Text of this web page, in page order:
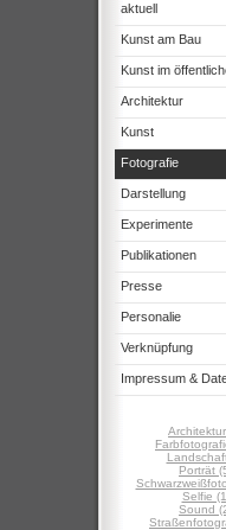
aktuell
Kunst am Bau
Kunst im
Architektur
Kunst
Fotografie
Darstellung
Experimente
Publikationen
Presse
Personalie
Verknüpfung
Impressum &
Porträt
Selfie
Sound